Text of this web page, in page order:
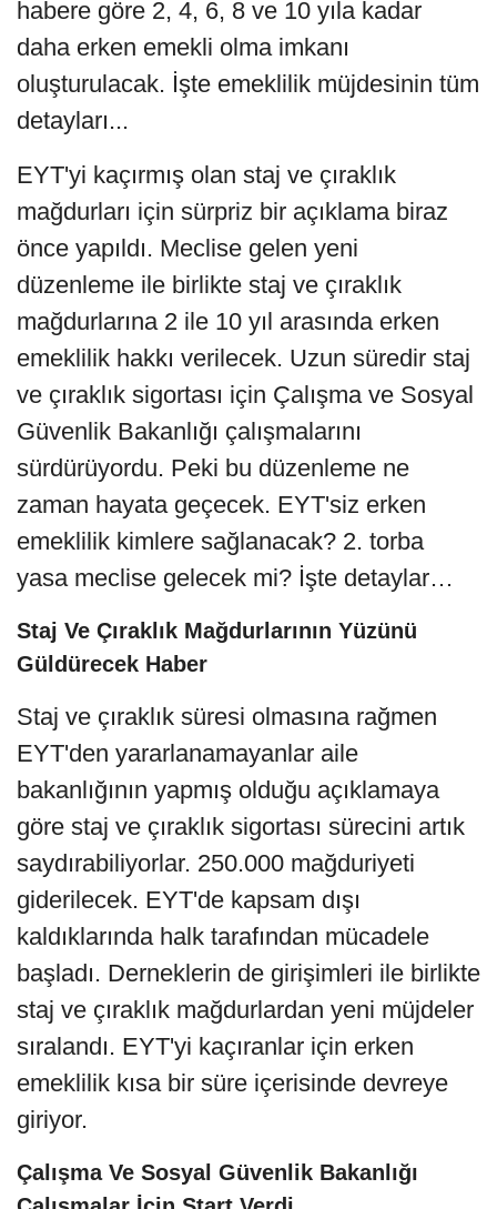
habere göre 2, 4, 6, 8 ve 10 yıla kadar
daha erken emekli olma imkanı
oluşturulacak. İşte emeklilik müjdesinin tüm
detayları...
EYT'yi kaçırmış olan staj ve çıraklık
mağdurları için sürpriz bir açıklama biraz
önce yapıldı. Meclise gelen yeni
düzenleme ile birlikte staj ve çıraklık
mağdurlarına 2 ile 10 yıl arasında erken
emeklilik hakkı verilecek. Uzun süredir staj
ve çıraklık sigortası için Çalışma ve Sosyal
Güvenlik Bakanlığı çalışmalarını
sürdürüyordu. Peki bu düzenleme ne
zaman hayata geçecek. EYT'siz erken
emeklilik kimlere sağlanacak? 2. torba
yasa meclise gelecek mi? İşte detaylar…
Staj Ve Çıraklık Mağdurlarının Yüzünü
Güldürecek Haber
Staj ve çıraklık süresi olmasına rağmen
EYT'den yararlanamayanlar aile
bakanlığının yapmış olduğu açıklamaya
göre staj ve çıraklık sigortası sürecini artık
saydırabiliyorlar. 250.000 mağduriyeti
giderilecek. EYT'de kapsam dışı
kaldıklarında halk tarafından mücadele
başladı. Derneklerin de girişimleri ile birlikte
staj ve çıraklık mağdurlardan yeni müjdeler
sıralandı. EYT'yi kaçıranlar için erken
emeklilik kısa bir süre içerisinde devreye
giriyor.
Çalışma Ve Sosyal Güvenlik Bakanlığı